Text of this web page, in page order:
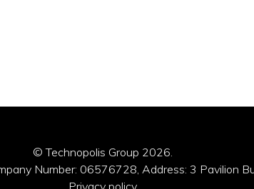
© Technopolis Group 2026
Number: 06576728, Address: 3 Pavilion
Privacy policy